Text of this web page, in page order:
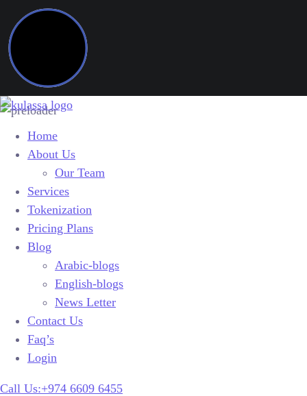
Home
About Us
Our Team
Services
Tokenization
Pricing Plans
Blog
Arabic-blogs
English-blogs
News Letter
Contact Us
Faq’s
Login
Call Us:+974 6609 6455